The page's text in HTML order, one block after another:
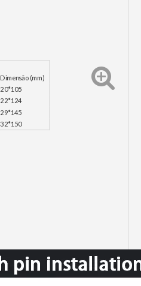
Dimensão (mm)
20*105
22*124
29*145
32*150